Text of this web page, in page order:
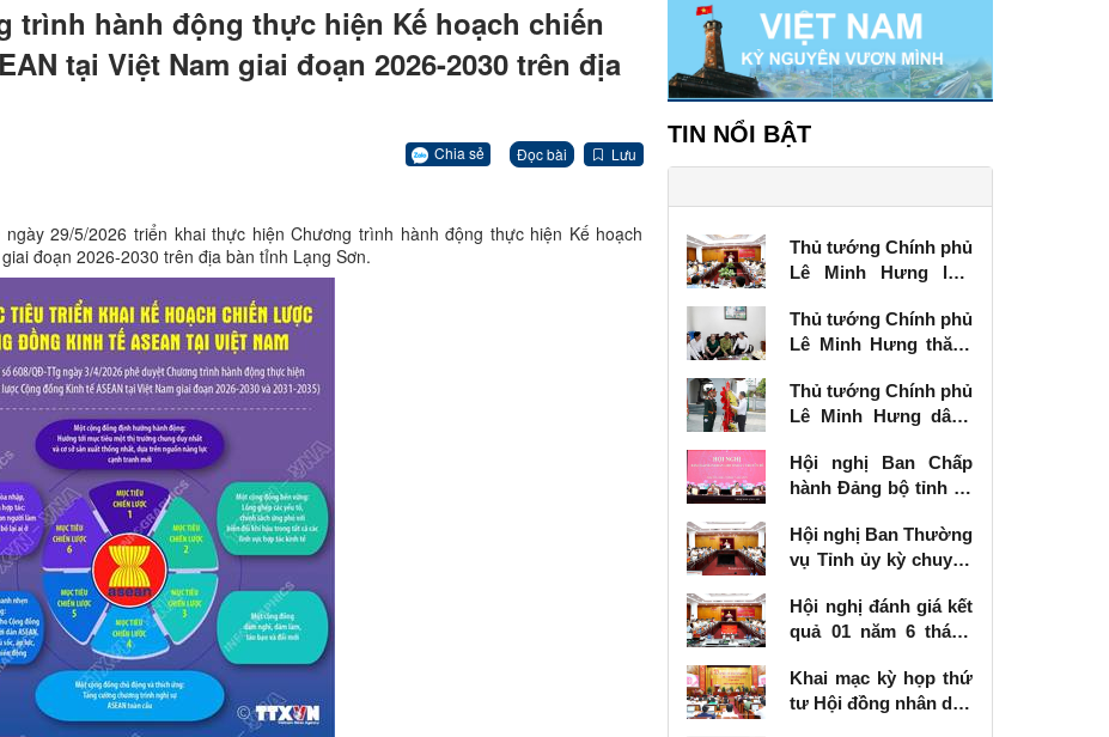
trình hành động thực hiện Kế hoạch chiến
tại Việt Nam giai đoạn 2026-2030 trên địa
Chia sẻ Đọc bài Lưu
29/5/2026 triển khai thực hiện Chương trình hành động thực hiện Kế hoạch
đoạn 2026-2030 trên địa bàn tỉnh Lạng Sơn.
TIN NỔI BẬT
Thủ tướng Chính phủ
Lê Minh Hưng làm
vụ Tỉnh ủy Lạng Sơn
Thủ tướng Chính phủ
Lê Minh Hưng thăm,
binh tại Lạng Sơn
Thủ tướng Chính phủ
Lê Minh Hưng dâng
các Anh hùng liệt sĩ
tại Lạng Sơn
Hội nghị Ban Chấp
hành Đảng bộ tỉnh kỳ
Hội nghị Ban Thường
vụ Tỉnh ủy kỳ chuyên
Hội nghị đánh giá kết
quả 01 năm 6 tháng
số 57-NQ/TW
Khai mạc kỳ họp thứ
tư Hội đồng nhân dân